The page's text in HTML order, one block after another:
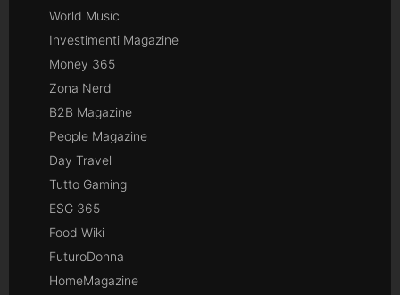
World Music
Investimenti Magazine
Money 365
Zona Nerd
B2B Magazine
People Magazine
Day Travel
Tutto Gaming
ESG 365
Food Wiki
FuturoDonna
HomeMagazine